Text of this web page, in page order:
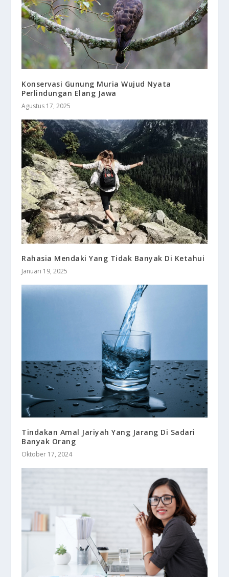
Konservasi Gunung Muria Wujud Nyata
Perlindungan Elang Jawa
Agustus 17, 2025
Rahasia Mendaki Yang Tidak Banyak Di Ketahui
Januari 19, 2025
Tindakan Amal Jariyah Yang Jarang Di Sadari
Banyak Orang
Oktober 17, 2024